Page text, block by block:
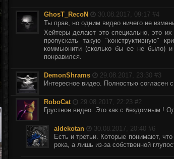
GhosT_RecoN 30.08.2017, 09:17 #4
Ты прав, но одним видео ничего не
Хейтеры делают это специально, это
пропускать такую "конструктивную"
коммьюнити (сколько бы ее не было)
понравился.
DemonShrams 29.08.2017, 23:30 #3
Интересное видео. Полностью согласен
RoboCat 29.08.2017, 22:23 #2
Грустное видео. Это как с бездомным !
aldekotan 30.08.2017, 20:40 #6
Есть и третьи. Которые понимают,
рока, а лишь из-за собственной